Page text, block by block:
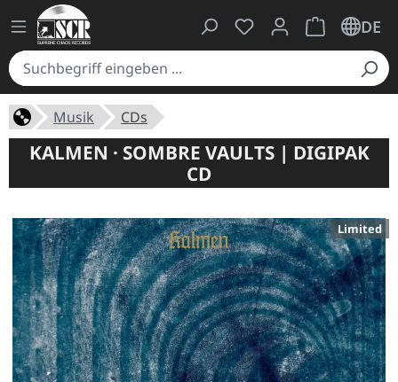
Du hast 0 Produkte
Warenkorb
DE
Musik CDs
KALMEN · SOMBRE VAULTS | DIGIPAK
CD
Limited